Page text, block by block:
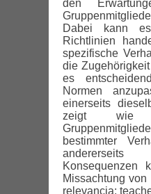
den
Dabei kann
Richtlinien
spezifische
die
es
Normen
einerseits
zeigt wie
bestimmter
Konsequenzen
Missachtung
relevancia: